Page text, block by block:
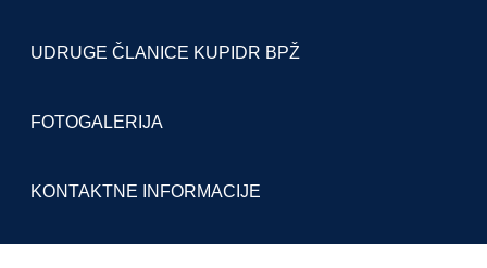
UDRUGE ČLANICE KUPIDR BPŽ
FOTOGALERIJA
KONTAKTNE INFORMACIJE